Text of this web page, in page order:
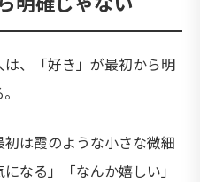
、「好き」が最初から明
は霞のような小さな微細
なる」「なんか嬉しい」